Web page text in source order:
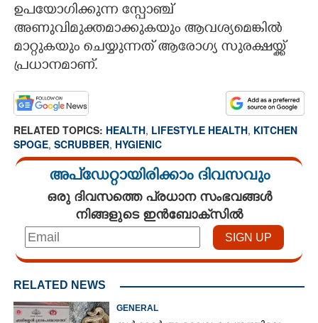
ഉപയോഗിക്കുന്ന സ്പോഞ്ച്
അണുവിമുക്തമാക്കുകയും ആവശ്യമെങ്കിൽ
മാറ്റുകയും ചെയ്യുന്നത് ആരോഗ്യ സുരക്ഷയ്ക്ക്
പ്രധാനമാണ്.
RELATED TOPICS: HEALTH, LIFESTYLE HEALTH, KITCHEN
SPOGE, SCRUBBER, HYGIENIC
അപ്ഡേറ്റായിരിക്കാം ദിവസവും
ഒരു ദിവസത്തെ പ്രധാന സംഭവങ്ങൾ
നിങ്ങളുടെ ഇൻബോക്സിൽ
RELATED NEWS
GENERAL